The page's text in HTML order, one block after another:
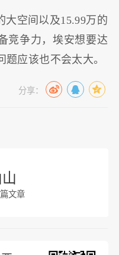
大空间以及15.99万的
竞争力，埃安想要达
应该也不会太大。
分享：
文章